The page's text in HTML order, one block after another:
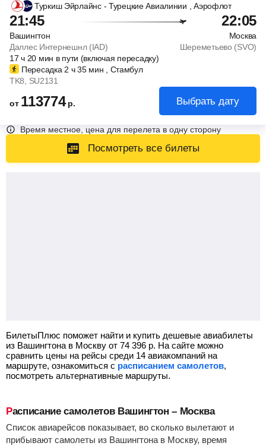
Туркиш Эйрлайнс - Турецкие Авиалинии , Аэрофлот
21:45 22:05
Вашингтон
Москва
Даллес Интернешнл (IAD)
Шереметьево (SVO)
17ч20 мин в пути (включая пересадку)
Пересадка 2 ч35 мин , Стамбул
TK8 , SU2131
от 113774 р. Выбрать дату
Время местное, цена для перелета в одну сторону
Посмотреть все билеты
БилетыПлюс поможет найти и купить дешевые авиабилеты
из Вашингтона в Москву от 74 396 р. На сайте можно
сравнить цены на рейсы среди 14 авиакомпаний на
маршруте, ознакомиться с расписанием самолетов,
посмотреть альтернативные маршруты.
Расписание самолетов Вашингтон – Москва
Список авиарейсов показывает, во сколько вылетают и
прибывают самолеты из Вашингтона в Москву, время